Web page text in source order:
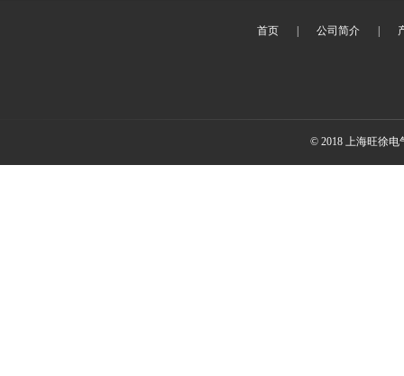
首页 公司简介
© 2018 上海旺徐